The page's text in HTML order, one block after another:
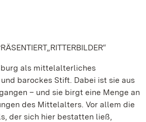
als mittelalterliches
barockes Stift. Dabei ist sie aus
– und sie birgt eine Menge an
des Mittelalters. Vor allem die
der sich hier bestatten ließ,